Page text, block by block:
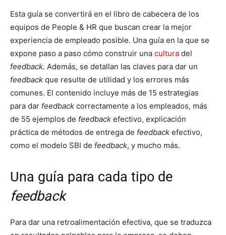
Esta guía se convertirá en el libro de cabecera de los
equipos de People & HR que buscan crear la mejor
experiencia de empleado posible. Una guía en la que se
expone paso a paso cómo construir una cultura del
feedback. Además, se detallan las claves para dar un
feedback que resulte de utilidad y los errores más
comunes. El contenido incluye más de 15 estrategias
para dar feedback correctamente a los empleados, más
de 55 ejemplos de feedback efectivo, explicación
práctica de métodos de entrega de feedback efectivo,
como el modelo SBI de feedback, y mucho más.
Una guía para cada tipo de
feedback
Para dar una retroalimentación efectiva, que se traduzca